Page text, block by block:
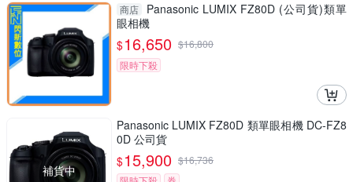
商店
Panasonic LUMIX FZ80D (公司貨)類單
眼相機
$16,650 $16,800
限時下殺
補貨中
Panasonic LUMIX FZ80D 類單眼相機 DC-FZ8
0D 公司貨
$15,900 $16,736